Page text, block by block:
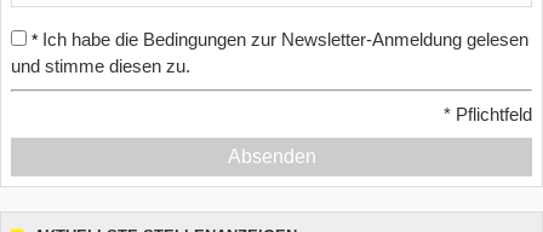
* Ich habe die Bedingungen zur Newsletter-Anmeldung gelesen
und stimme diesen zu.
* Pflichtfeld
Absenden